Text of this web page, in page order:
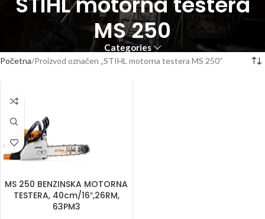
MS 250
Categories
Početna Proizvod označen „STIHL motorna testera MS 250“
MS 250 BENZINSKA MOTORNA
TESTERA, 40cm/16″,26RM,
63PM3